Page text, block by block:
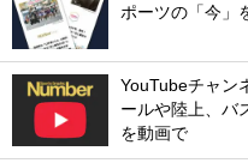
ポーツの「今」
YouTubeチャン
ールや陸上、バ
を動画で